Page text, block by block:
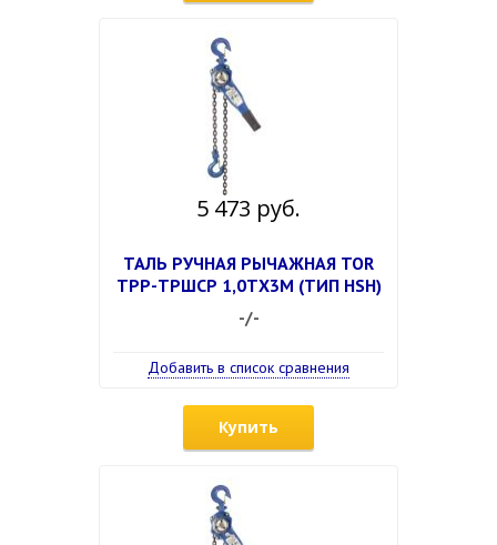
5 473 руб.
ТАЛЬ РУЧНАЯ РЫЧАЖНАЯ TOR
ТРР-ТРШСР 1,0ТХ3М (ТИП HSH)
-/-
Добавить в список сравнения
Купить